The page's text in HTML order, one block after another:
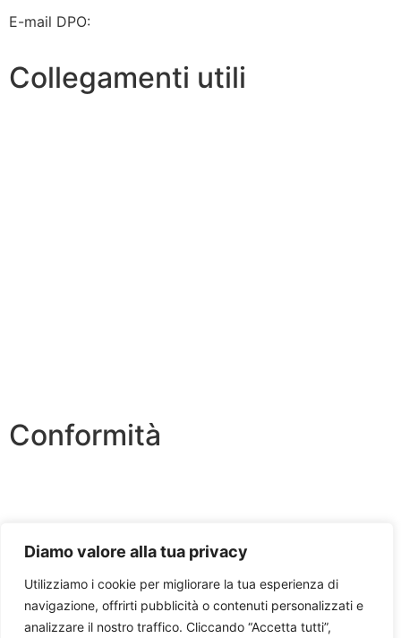
Diamo valore alla tua privacy
Utilizziamo i cookie per migliorare la tua esperienza di
navigazione, offrirti pubblicità o contenuti personalizzati e
analizzare il nostro traffico. Cliccando “Accetta tutti”,
E-mail DPO:
Collegamenti utili
Conformità